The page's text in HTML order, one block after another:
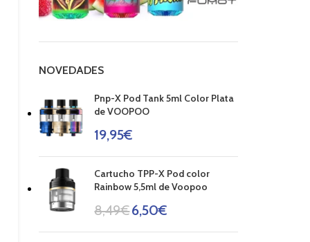
NOVEDADES
Pnp-X Pod Tank 5ml Color Plata
de VOOPOO
19,95€
Cartucho TPP-X Pod color
Rainbow 5,5ml de Voopoo
8,49€6,50€